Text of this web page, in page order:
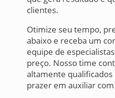
clientes.
Otimize seu tempo,
abaixo e receba um
equipe de
preço. Nosso time
altamente
prazer em auxiliar